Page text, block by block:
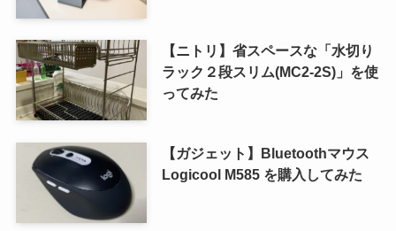
【ニトリ】省スペースな「水切り
ラック２段スリム(MC2-2S)」を使
ってみた
【ガジェット】Bluetoothマウス
Logicool M585 を購入してみた